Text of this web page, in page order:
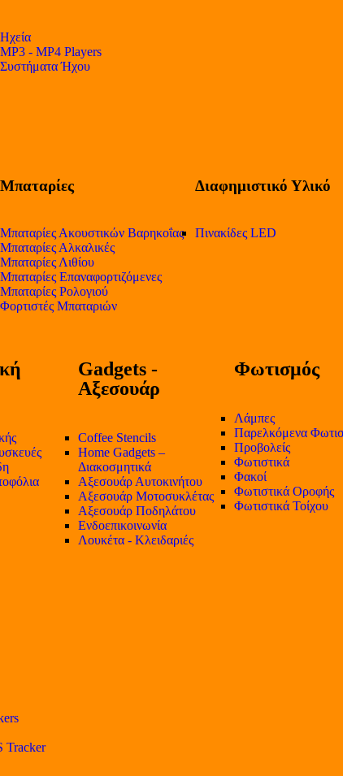
Ηχεία
MP3 - MP4 Players
Συστήματα Ήχου
Μπαταρίες
Μπαταρίες Ακουστικών Βαρηκοΐας
Μπαταρίες Αλκαλικές
Μπαταρίες Λιθίου
Μπαταρίες Επαναφορτιζόμενες
Μπαταρίες Ρολογιού
Φορτιστές Μπαταριών
Διαφημιστικό Υλικό
Πινακίδες LED
Gadgets -
Αξεσουάρ
Coffee Stencils
Home Gadgets –
Διακοσμητικά
Αξεσουάρ Αυτοκινήτου
Αξεσουάρ Μοτοσυκλέτας
Αξεσουάρ Ποδηλάτου
Ενδοεπικοινωνία
Λουκέτα - Κλειδαριές
Φωτισμός
Λάμπες
Παρελκόμενα
Προβολείς
Φωτιστικά
Φακοί
Φωτιστικά Οροφής
Φωτιστικά Τοίχου
Tracker